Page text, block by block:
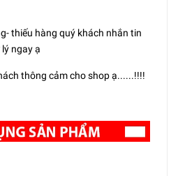
thiếu hàng quý khách nhắn tin
ngay ạ
thông cảm cho shop ạ......!!!!